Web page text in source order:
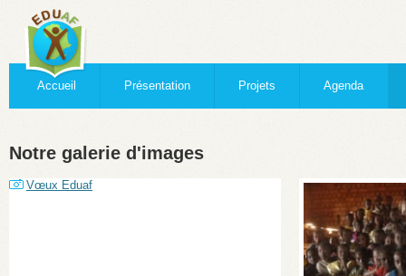
Accueil Présentation Projets Agenda
Notre galerie d'images
Vœux Eduaf